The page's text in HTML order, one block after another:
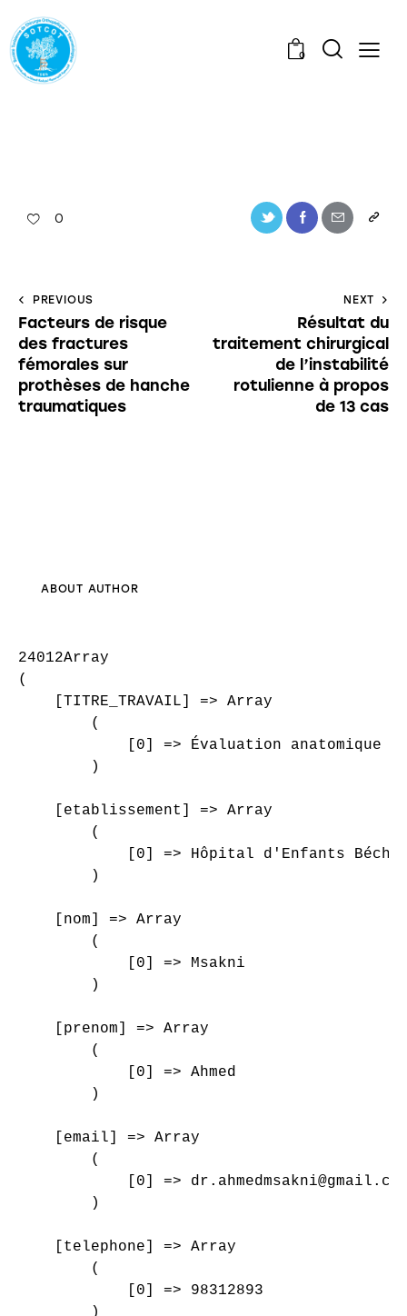
0
0
PREVIOUS
Facteurs de risque
des fractures
fémorales sur
prothèses de hanche
traumatiques
NEXT
Résultat du
traitement chirurgical
de l’instabilité
rotulienne à propos
de 13 cas
ABOUT AUTHOR
24012Array
(
    [TITRE_TRAVAIL] => Array
        (
[0] => Évaluation anatomique
        )
    [etablissement] => Array
        (
[0] => Hôpital d'Enfants
        )
    [nom] => Array
        (
            [0] => Msakni
        )
    [prenom] => Array
        (
            [0] => Ahmed
        )
    [email] => Array
        (
[0] =>
        )
    [telephone] => Array
        (
            [0] => 98312893
        )